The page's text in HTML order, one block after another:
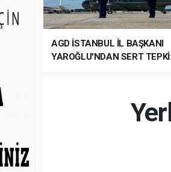
AGD İSTANBUL İL BAŞKANI
YAROĞLU'NDAN SERT TEPKİ: